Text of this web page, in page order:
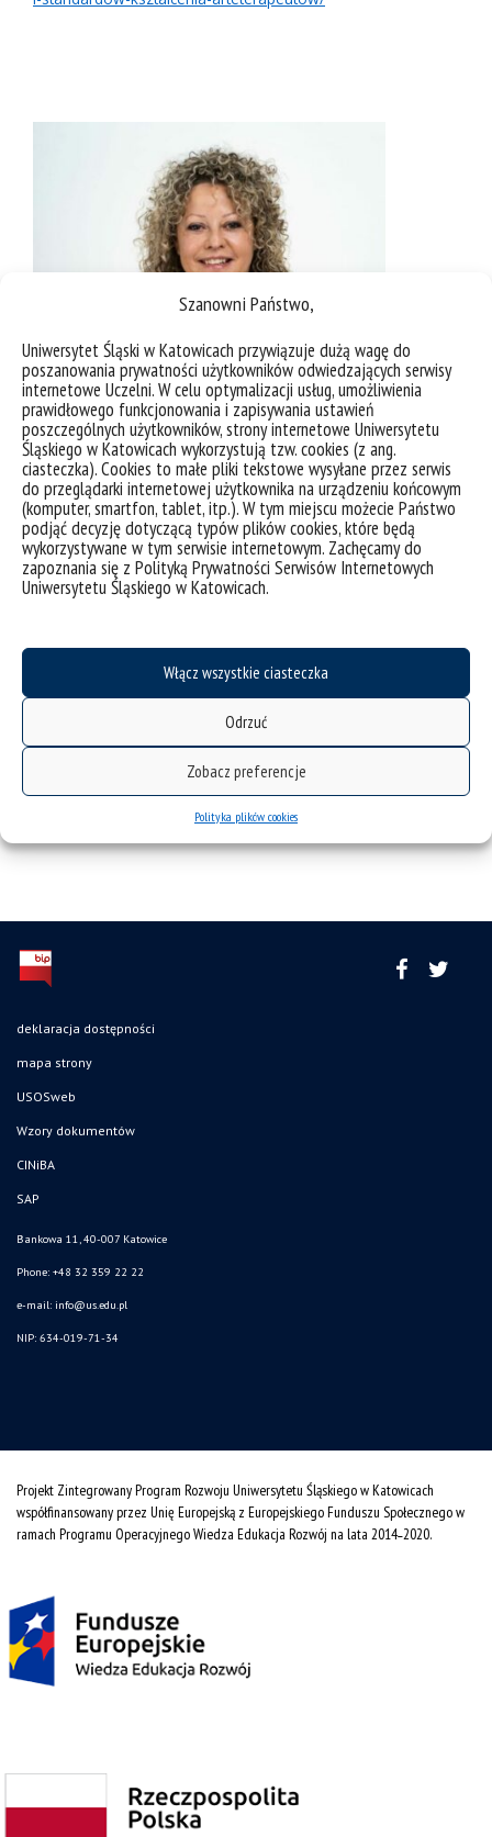
Szanowni Państwo,
Uniwersytet Śląski w Katowicach przywiązuje dużą wagę do
poszanowania prywatności użytkowników odwiedzających serwisy
internetowe Uczelni. W celu optymalizacji usług, umożliwienia
prawidłowego funkcjonowania i zapisywania ustawień
poszczególnych użytkowników, strony internetowe Uniwersytetu
Śląskiego w Katowicach wykorzystują tzw. cookies (z ang.
ciasteczka). Cookies to małe pliki tekstowe wysyłane przez serwis
do przeglądarki internetowej użytkownika na urządzeniu końcowym
(komputer, smartfon, tablet, itp.). W tym miejscu możecie Państwo
podjąć decyzję dotyczącą typów plików cookies, które będą
wykorzystywane w tym serwisie internetowym. Zachęcamy do
zapoznania się z Polityką Prywatności Serwisów Internetowych
Uniwersytetu Śląskiego w Katowicach.
Włącz wszystkie ciasteczka
Odrzuć
Zobacz preferencje
Polityka plików cookies
deklaracja dostępności
mapa strony
USOSweb
Wzory dokumentów
CINiBA
SAP
Bankowa 11, 40-007 Katowice
Phone: +48 32 359 22 22
e-mail: info@us.edu.pl
NIP: 634-019-71-34
Projekt Zintegrowany Program Rozwoju Uniwersytetu Śląskiego w Katowicach
współfinansowany przez Unię Europejską z Europejskiego Funduszu Społecznego w
ramach Programu Operacyjnego Wiedza Edukacja Rozwój na lata 2014˗2020.